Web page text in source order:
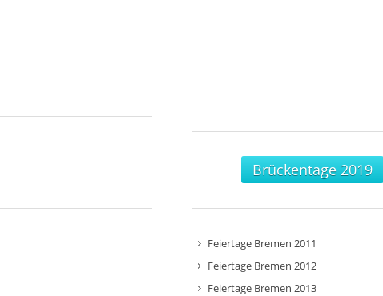
Brückentage 2019
Feiertage Bremen 2011
Feiertage Bremen 2012
Feiertage Bremen 2013